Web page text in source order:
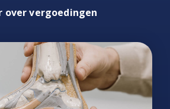
over vergoedingen